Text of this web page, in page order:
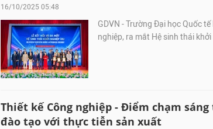
16/10/2025 05:48
GDVN - Trường Đại học Quốc
nghiệp, ra mắt Hệ sinh thái khởi
Thiết kế Công nghiệp - Điểm chạm sáng
đào tạo với thực tiễn sản xuất